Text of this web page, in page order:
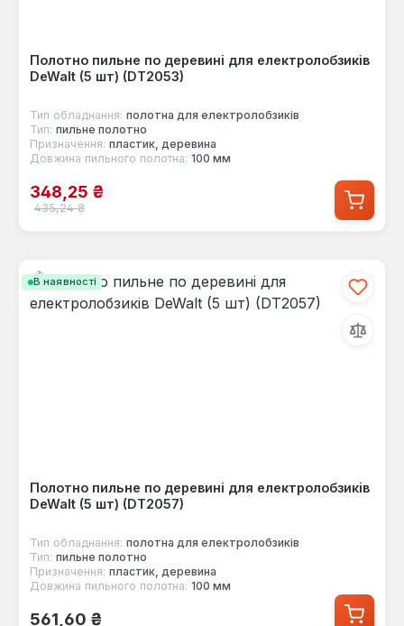
Полотно пильне по деревині для електролобзиків
DeWalt (5 шт) (DT2053)
Тип обладнання: полотна для електролобзиків
Тип: пильне полотно
Призначення: пластик, деревина
Довжина пильного полотна: 100 мм
Ціна продажу:
348,25 ₴
Звичайна ціна:
435,24 ₴
В наявності
Полотно пильне по деревині для електролобзиків
DeWalt (5 шт) (DT2057)
Тип обладнання: полотна для електролобзиків
Тип: пильне полотно
Призначення: пластик, деревина
Довжина пильного полотна: 100 мм
Звичайна ціна:
561,60 ₴